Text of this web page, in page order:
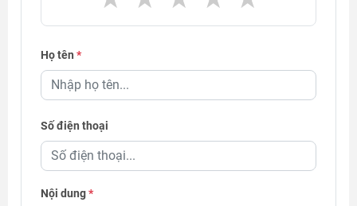
Họ tên *
Số điện thoại
Nội dung*